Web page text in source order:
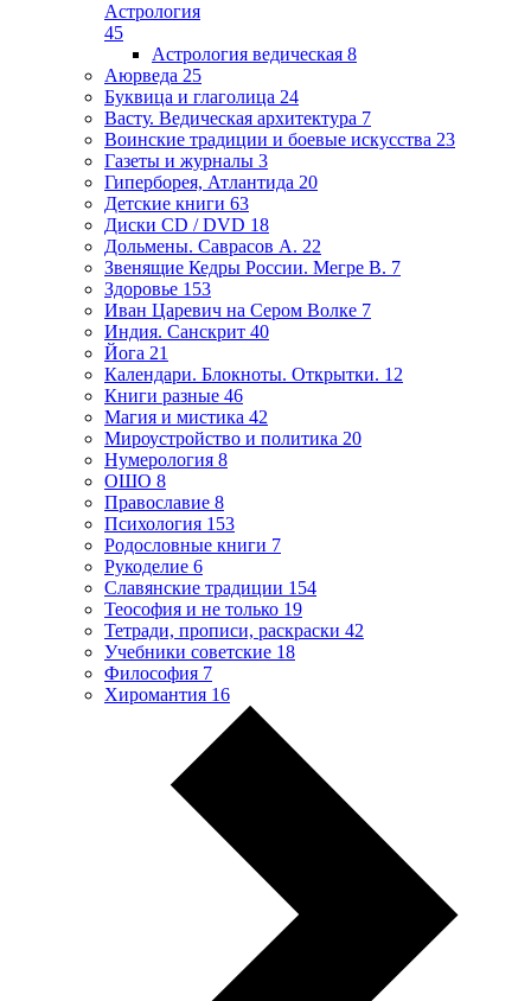
Астрология
45
Астрология ведическая 8
Аюрведа 25
Буквица и глаголица 24
Васту. Ведическая архитектура 7
Воинские традиции и боевые искусства 23
Газеты и журналы 3
Гиперборея, Атлантида 20
Детские книги 63
Диски CD / DVD 18
Дольмены. Саврасов А. 22
Звенящие Кедры России. Мегре В. 7
Здоровье 153
Иван Царевич на Сером Волке 7
Индия. Санскрит 40
Йога 21
Календари. Блокноты. Открытки. 12
Книги разные 46
Магия и мистика 42
Мироустройство и политика 20
Нумерология 8
ОШО 8
Православие 8
Психология 153
Родословные книги 7
Рукоделие 6
Славянские традиции 154
Теософия и не только 19
Тетради, прописи, раскраски 42
Учебники советские 18
Философия 7
Хиромантия 16